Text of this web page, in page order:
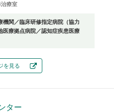
療室
機関／臨床研修指定病院（協力
医療拠点病院／認知症疾患医療
を見る
ター